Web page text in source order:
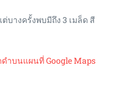
บางครั้งพบมีถึง 3 เมล็ด สี
ำบนแผนที่ Google Maps